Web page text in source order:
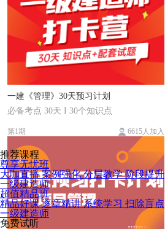
一建《管理》30天预习计划
必备考点 30天 I 30个知识点
第1期 6615人加入
推荐课程
尊享无忧班
大咖直播 案例强化 分层教学 阶段提升
一级建造师
超值精品班
精品好课 逐章精讲 系统学习 扫除盲点
一级建造师
免费试听